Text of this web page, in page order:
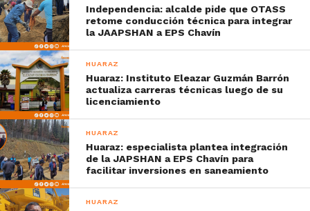
Independencia: alcalde pide que OTASS
retome conducción técnica para integrar
la JAAPSHAN a EPS Chavín
HUARAZ
Huaraz: Instituto Eleazar Guzmán Barrón
actualiza carreras técnicas luego de su
licenciamiento
HUARAZ
Huaraz: especialista plantea integración
de la JAPSHAN a EPS Chavín para
facilitar inversiones en saneamiento
HUARAZ